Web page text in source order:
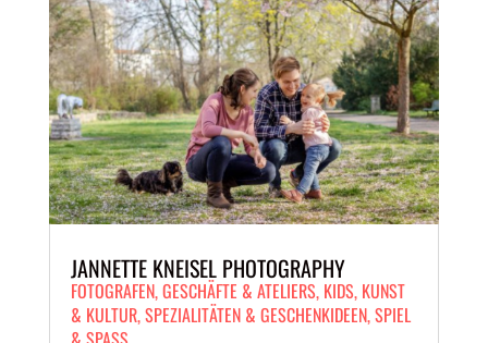
JANNETTE KNEISEL PHOTOGRAPHY
FOTOGRAFEN,GESCHÄFTE & ATELIERS, KIDS, KUNST
& KULTUR,SPEZIALITÄTEN & GESCHENKIDEEN,SPIEL